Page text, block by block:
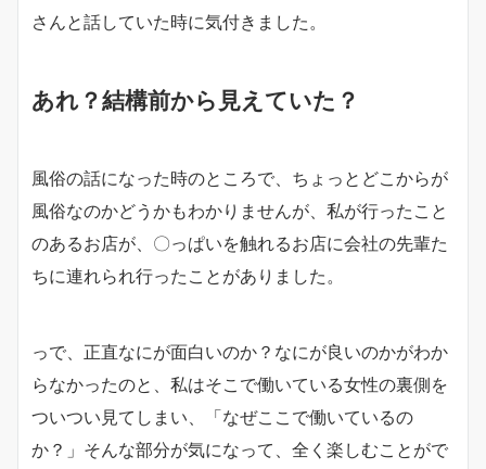
さんと話していた時に気付きました。
あれ？結構前から見えていた？
風俗の話になった時のところで、ちょっとどこからが
風俗なのかどうかもわかりませんが、私が行ったこと
のあるお店が、〇っぱいを触れるお店に会社の先輩た
ちに連れられ行ったことがありました。
っで、正直なにが面白いのか？なにが良いのかがわか
らなかったのと、私はそこで働いている女性の裏側を
ついつい見てしまい、「なぜここで働いているの
か？」そんな部分が気になって、全く楽しむことがで